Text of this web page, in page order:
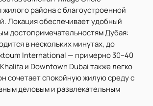
района с благоустроенной
Локация обеспечивает удобный
достопримечательностям Дубая:
в нескольких минутах, до
International — примерно 30–40
и Downtown Dubai также легко
сочетает спокойную жилую среду с
деловым и развлекательным